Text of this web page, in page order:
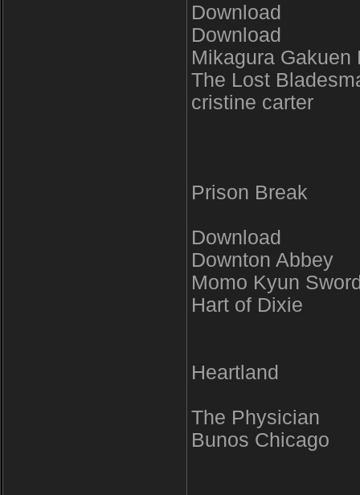
Download
Download
Mikagura Gakuen
The Lost
cristine carter
Prison Break
Download
Downton Abbey
Momo Kyun
Hart of Dixie
Heartland
The Physician
Bunos Chicago